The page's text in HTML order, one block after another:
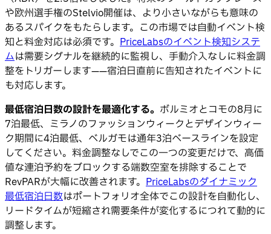
や欧州選手権のStelvio開催は、より小さいながらも意味の
あるスパイクをもたらします。この市場では自動イベント検
知と料金対応は必須です。 PriceLabsのイベント検知システ
ムは需要シグナルを継続的に監視し、手動介入なしに料金調
整をトリガーします——宿泊日直前に告知されたイベントに
も対応します。
最低宿泊日数の設計を最適化する。 ボルミオとコモの8月に
7泊最低、ミラノのファッションウィークとデザインウィー
ク期間に4泊最低、ベルガモは通年3泊ベースラインを設定
してください。料金調整なしでこの一つの変更だけで、高価
値な連泊予約をブロックする端数空室を排除することで
RevPARが大幅に改善されます。 PriceLabsのダイナミック
最低宿泊日数はポートフォリオ全体でこの設計を自動化し、
リードタイムが短縮され需要条件が変化するにつれて動的に
調整します。